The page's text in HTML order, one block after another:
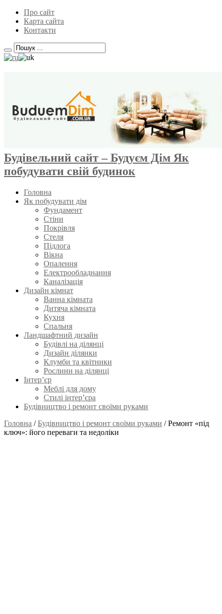
Про сайт
Карта сайта
Контакти
Будівельний сайт – Будуєм Дім Як
побудувати свій будинок
Головна
Як побудувати дім
Фундамент
Стіни
Покрівля
Стеля
Підлога
Вікна
Опалення
Електрообладнання
Каналізація
Дизайн кімнат
Ванна кімната
Дитяча кімната
Кухня
Спальня
Ландшафтний дизайн
Будівлі на ділянці
Дизайн ділянки
Клумби та квітники
Рослини на ділянці
Інтер’єр
Меблі для дому
Стилі інтер’єра
Будівництво і ремонт своїми руками
Головна /Будівництво і ремонт своїми руками /Ремонт «під
ключ»: його переваги та недоліки